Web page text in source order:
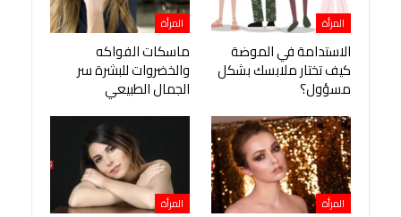
المرأة
الاستدامة في الموضة
كيف تختار ملابسك بشكل
مسؤول؟
المرأة
ماسكات الفواكه
والخضروات للبشرة سر
الجمال الطبيعي
المرأة المرأة